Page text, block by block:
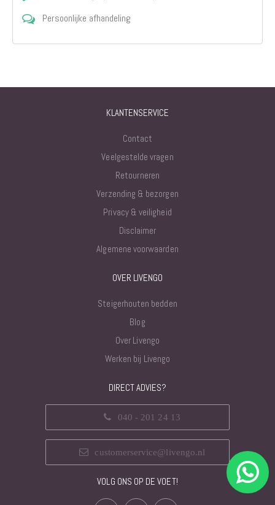
Persoonlijke afhandeling
KLANTENSERVICE
Contact
Veelgestelde vragen
Retourneren
Verzending & bezorgen
Privacy & veiligheid
Disclaimer
Algemene voorwaarden
OVER LIVENGO
Steigerhouten bedden
Blog
Over Livengo
Werken bij Livengo
DIRECT ADVIES?
040 - 201 24 13
customerservice@livengo.nl
VOLG ONS OP DE VOET!